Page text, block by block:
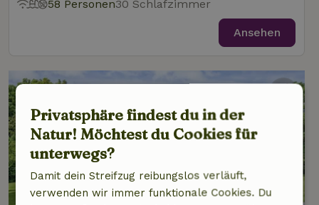
58 Personen30 Schlafzimmer
Ansehen
Privatsphäre findest du in der
Natur! Möchtest du Cookies für
unterwegs?
Damit dein Streifzug reibungslos verläuft,
verwenden wir immer funktionale Cookies. Du